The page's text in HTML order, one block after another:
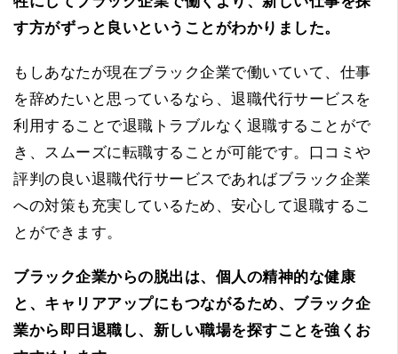
す方がずっと良いということがわかりました。
もしあなたが現在ブラック企業で働いていて、仕事
を辞めたいと思っているなら、退職代行サービスを
利用することで退職トラブルなく退職することがで
き、スムーズに転職することが可能です。口コミや
評判の良い退職代行サービスであればブラック企業
への対策も充実しているため、安心して退職するこ
とができます。
ブラック企業からの脱出は、個人の精神的な健康
と、キャリアアップにもつながるため、ブラック企
業から即日退職し、新しい職場を探すことを強くお